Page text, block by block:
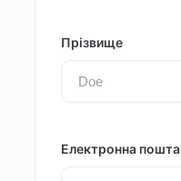
Прізвище
Електронна пошта